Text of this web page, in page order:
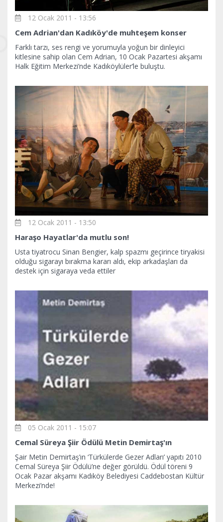
12 Ocak 2011 - 13:56
Cem Adrian'dan Kadıköy'de muhteşem konser
Farklı tarzı, ses rengi ve yorumuyla yoğun bir dinleyici
kitlesine sahip olan Cem Adrian, 10 Ocak Pazartesi akşamı
Halk Eğitim Merkezi’nde Kadıköylüler’le buluştu.
12 Ocak 2011 - 13:50
Haraşo Hayatlar'da mutlu son!
Usta tiyatrocu Sinan Bengier, kalp spazmı geçirince tiryakisi
olduğu sigarayı bırakma kararı aldı, ekip arkadaşları da
destek için sigaraya veda ettiler
05 Ocak 2011 - 15:07
Cemal Süreya Şiir Ödülü Metin Demirtaş'ın
Şair Metin Demirtaş’ın ‘Türkülerde Gezer Adları’ yapıtı 2010
Cemal Süreya Şiir Ödülü’ne değer görüldü. Ödül töreni 9
Ocak Pazar akşamı Kadıköy Belediyesi Caddebostan Kültür
Merkezi’nde!